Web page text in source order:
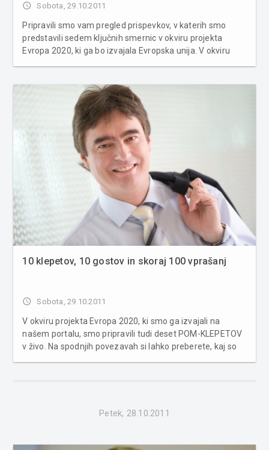
access_time Sobota, 29.10.2011
Pripravili smo vam pregled prispevkov, v katerih smo
predstavili sedem ključnih smernic v okviru projekta
Evropa 2020, ki ga bo izvajala Evropska unija. V okviru
recept za razvojni preboj. P...
10 klepetov, 10 gostov in skoraj 100 vprašanj
access_time Sobota, 29.10.2011
V okviru projekta Evropa 2020, ki smo ga izvajali na
našem portalu, smo pripravili tudi deset POM-KLEPETOV
v živo. Na spodnjih povezavah si lahko preberete, kaj so
Petek, 28.10.2011